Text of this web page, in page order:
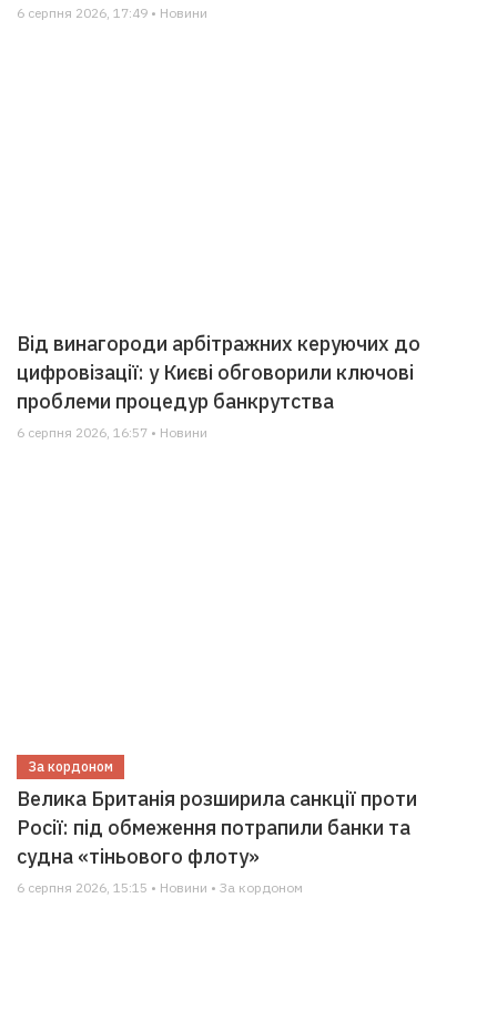
6 серпня 2026, 17:49 • Новини
Від винагороди арбітражних керуючих до
цифровізації: у Києві обговорили ключові
проблеми процедур банкрутства
6 серпня 2026, 16:57 • Новини
За кордоном
Велика Британія розширила санкції проти
Росії: під обмеження потрапили банки та
судна «тіньового флоту»
6 серпня 2026, 15:15 • Новини • За кордоном